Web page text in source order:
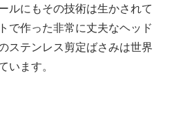
ルにもその技術は生かされて
で作った非常に丈夫なヘッド
ステンレス剪定ばさみは世界
います。